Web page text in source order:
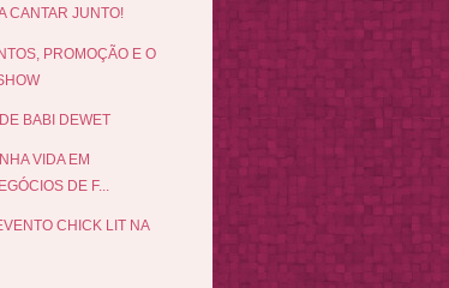
CANTAR JUNTO!
PROMOÇÃO E O
BABI DEWET
VIDA EM
DE F...
CHICK LIT NA